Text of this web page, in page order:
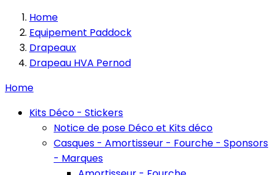
Home
Equipement Paddock
Drapeaux
Drapeau HVA Pernod
Home
Kits Déco - Stickers
Notice de pose Déco et Kits déco
Casques - Amortisseur - Fourche - Sponsors
- Marques